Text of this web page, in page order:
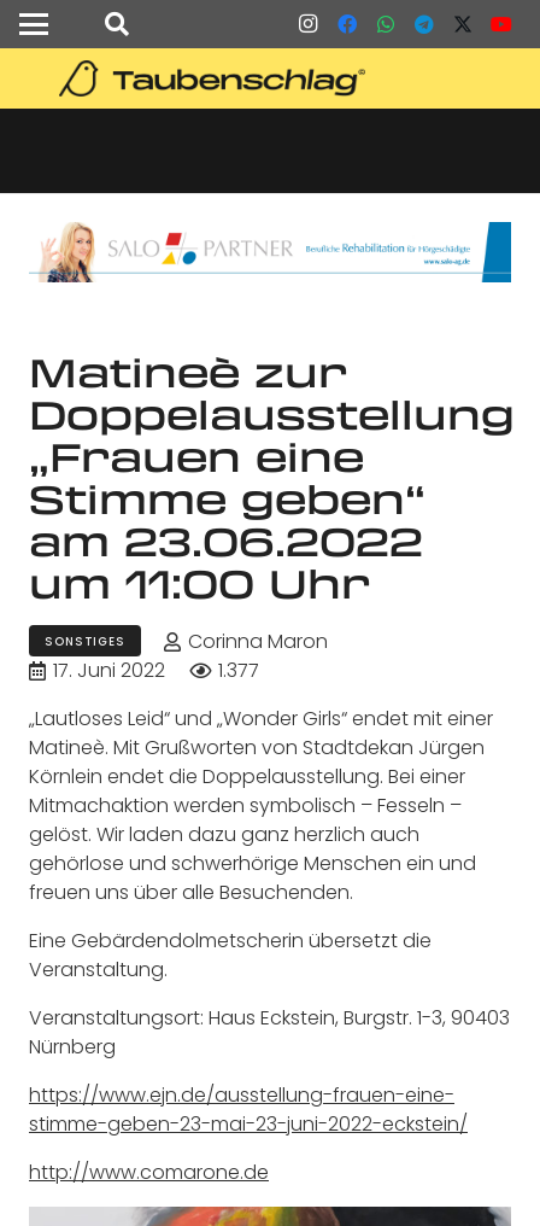
Matineè zur
Doppelausstellung
„Frauen eine
Stimme geben“
am 23.06.2022
um 11:00 Uhr
SONSTIGES
Corinna Maron
17. Juni 2022
1.377
„Lautloses Leid“ und „Wonder Girls“ endet mit einer
Matineè. Mit Grußworten von Stadtdekan Jürgen
Körnlein endet die Doppelausstellung. Bei einer
Mitmachaktion werden symbolisch – Fesseln –
gelöst. Wir laden dazu ganz herzlich auch
gehörlose und schwerhörige Menschen ein und
freuen uns über alle Besuchenden.
Eine Gebärdendolmetscherin übersetzt die
Veranstaltung.
Veranstaltungsort: Haus Eckstein, Burgstr. 1-3, 90403
Nürnberg
https://www.ejn.de/ausstellung-frauen-eine-
stimme-geben-23-mai-23-juni-2022-eckstein/
http://www.comarone.de